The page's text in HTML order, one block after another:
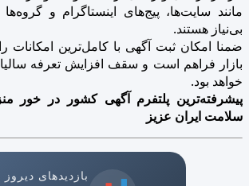
مانند سایت‌ها، پیج‌های اینستاگرام و
بی‌نیاز هستند.
ضمنا امکان ثبت آگهی با کامل‌ترین امکانات
خواهد بود.
پیشرفته‌ترین پلتفرم آگهی کشور در خور
سلامت ایران عزیز
بازدیدهای دیروز